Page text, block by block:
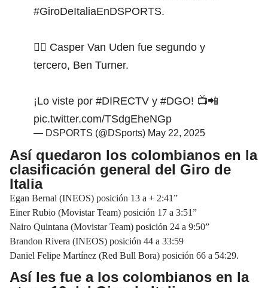
#GiroDeItaliaEnDSPORTS.
🚴‍♂️ Casper Van Uden fue segundo y
tercero, Ben Turner.
¡Lo viste por #DIRECTV y #DGO! 📺📲
pic.twitter.com/TSdgEheNGp
— DSPORTS (@DSports) May 22, 2025
Así quedaron los colombianos en la
clasificación general del Giro de
Italia
Egan Bernal (INEOS) posición 13 a + 2:41”
Einer Rubio (Movistar Team) posición 17 a 3:51”
Nairo Quintana (Movistar Team) posición 24 a 9:50”
Brandon Rivera (INEOS) posición 44 a 33:59
Daniel Felipe Martínez (Red Bull Bora) posición 66 a 54:29.
Así les fue a los colombianos en la